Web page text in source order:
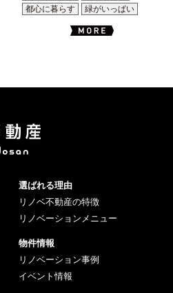
都心に暮らす
緑がいっぱい
選ばれる理由
リノベ不動産の特徴
リノベーションメニュー
物件情報
リノベーション事例
イベント情報